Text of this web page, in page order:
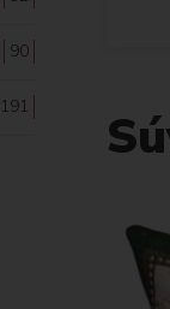
90
191